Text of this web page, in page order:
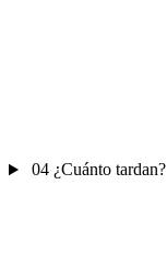
04 ¿Cuánto tardan?